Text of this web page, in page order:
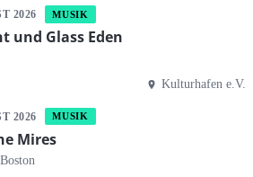
2026 MUSIK
und Glass Eden
Kulturhafen e.V.
2026 MUSIK
Mires